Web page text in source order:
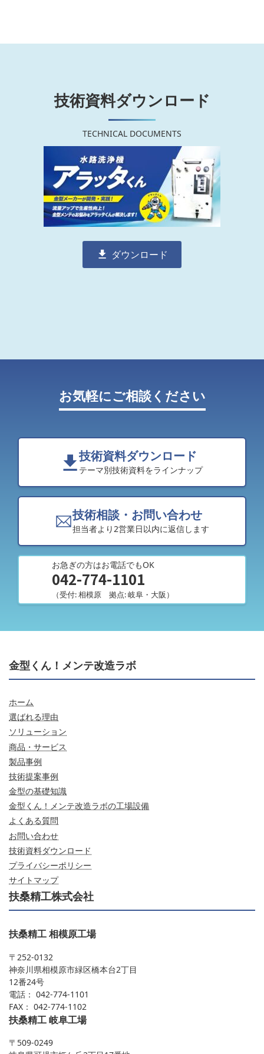
技術資料ダウンロード
TECHNICAL DOCUMENTS
ダウンロード
お気軽にご相談ください
技術資料ダウンロード
テーマ別技術資料をラインナップ
技術相談・お問い合わせ
担当者より2営業日以内に返信します
お急ぎの方はお電話でもOK
042-774-1101
（受付: 相模原 拠点: 岐阜・大阪）
金型くん！メンテ改造ラボ
ホーム
選ばれる理由
ソリューション
商品・サービス
製品事例
技術提案事例
金型の基礎知識
金型くん！メンテ改造ラボの工場設備
よくある質問
お問い合わせ
技術資料ダウンロード
プライバシーポリシー
サイトマップ
扶桑精工株式会社
扶桑精工 相模原工場
〒252-0132
神奈川県相模原市緑区橋本台2丁目
12番24号
電話： 042-774-1101
FAX： 042-774-1102
扶桑精工 岐阜工場
〒509-0249